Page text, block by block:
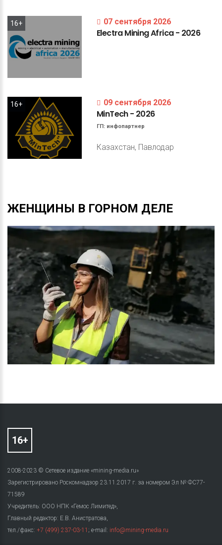
16+ 07 сентября 2026
ElectraMiningAfrica- 2026
16+ 09 сентября 2026
MinTech- 2026
ГП: инфопартнер
Казахстан, Павлодар
ЖЕНЩИНЫ В ГОРНОМ ДЕЛЕ
2008-2023 © Сетевое издание «mining-media.ru»
Зарегистрировано Роскомнадзор 23.11.2017 г. за номером Эл № ФС77-
71589
Учредитель: ООО НПК «Гемос Лимитед»,
Главный редактор: Е.В. Анистратова,
тел./факс: +7 (499) 237-03-11 ; e-mail: info@mining-media.ru